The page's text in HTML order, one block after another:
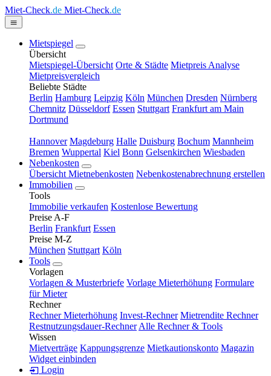
Miet-Check.de Miet-Check.de
Mietspiegel
Übersicht
Mietspiegel-Übersicht Orte & Städte Mietpreis Analyse
Mietpreisvergleich
Beliebte Städte
Berlin Hamburg Leipzig Köln München Dresden Nürnberg
Chemnitz Düsseldorf Essen Stuttgart Frankfurt am Main
Dortmund
Hannover Magdeburg Halle Duisburg Bochum Mannheim
Bremen Wuppertal Kiel Bonn Gelsenkirchen Wiesbaden
Nebenkosten
Übersicht Mietnebenkosten Nebenkostenabrechnung erstellen
Immobilien
Tools
Immobilie verkaufen Kostenlose Bewertung
Preise A-F
Berlin Frankfurt Essen
Preise M-Z
München Stuttgart Köln
Tools
Vorlagen
Vorlagen & Musterbriefe Vorlage Mieterhöhung Formulare
für Mieter
Rechner
Rechner Mieterhöhung Invest-Rechner Mietrendite Rechner
Restnutzungsdauer-Rechner Alle Rechner & Tools
Wissen
Mietverträge Kappungsgrenze Mietkautionskonto Magazin
Widget einbinden
Login